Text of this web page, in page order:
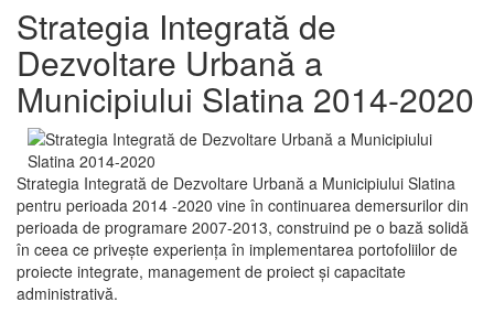
Strategia Integrată de
Dezvoltare Urbană a
Municipiului Slatina 2014-2020
Strategia Integrată de Dezvoltare Urbană a Municipiului Slatina
pentru perioada 2014 -2020 vine în continuarea demersurilor din
perioada de programare 2007-2013, construind pe o bază solidă
în ceea ce priveşte experienţa în implementarea portofoliilor de
proiecte integrate, management de proiect și capacitate
administrativă.